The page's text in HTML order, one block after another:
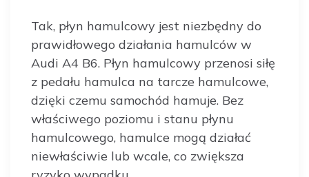
Tak, płyn hamulcowy jest niezbędny do
prawidłowego działania hamulców w
Audi A4 B6. Płyn hamulcowy przenosi siłę
z pedału hamulca na tarcze hamulcowe,
dzięki czemu samochód hamuje. Bez
właściwego poziomu i stanu płynu
hamulcowego, hamulce mogą działać
niewłaściwie lub wcale, co zwiększa